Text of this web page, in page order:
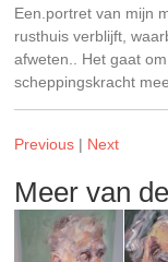
Een.portret van mijn
rusthuis verblijft,
afweten.. Het gaat
scheppingskracht
Previous | Next
Meer van